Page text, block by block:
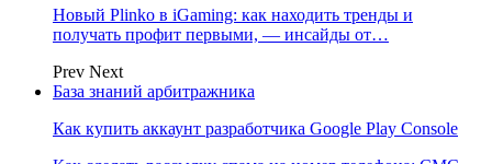
Новый Plinko в iGaming: как находить тренды и
получать профит первыми, — инсайды от…
Prev Next
База знаний арбитражника
Как купить аккаунт разработчика Google Play Console